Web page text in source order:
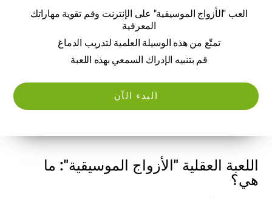
العب "الأزواج الموسيقية" على الإنترنت وقم تقوية مهاراتك
المعرفية
تمتّع من هذه الوسيلة العلمية لتدريب الدماغ
قم بتنبيه الإدراك السمعي بهذه اللعبة
البدء الآن
اللعبة العقلية "الأزواج الموسيقية": ما
هي؟